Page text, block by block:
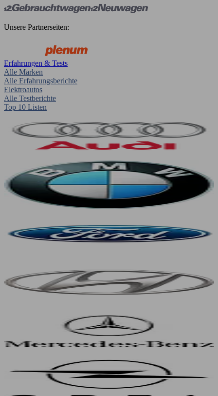
Unsere Partnerseiten:
Erfahrungen & Tests
Alle Marken
Alle Erfahrungsberichte
Elektroautos
Alle Testberichte
Top 10 Listen